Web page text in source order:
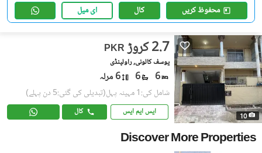
محفوظ کریں کال ای میل
10
PKR 2.7 کروڑ
یوسف کالونی, راولپنڈی
6
6 6 مرلہ
شامل کی:1 مہینہ پہل (تبدیلی کی گئی:5 دن پہلے)
ایس ایم ایس کال
Discover More Properties